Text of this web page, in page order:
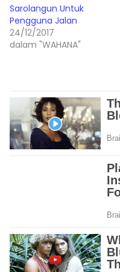
Sarolangun Untuk
Pengguna Jalan
24/12/2017
dalam "WAHANA"